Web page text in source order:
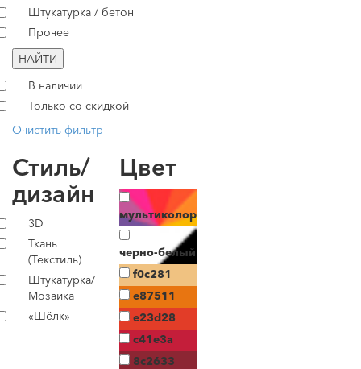
Штукатурка / бетон
Прочее
НАЙТИ
В наличии
Только со скидкой
Очистить фильтр
Стиль/
дизайн
3D
Ткань
(Текстиль)
Штукатурка/
Мозаика
«Шёлк»
Цвет
мультиколор
черно-белый
f0c281
e87511
e23d28
c41e3a
8c2633